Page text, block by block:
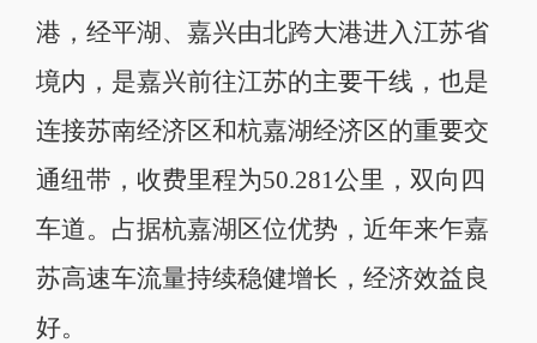
港，经平湖、嘉兴由北跨大港进入江苏省
境内，是嘉兴前往江苏的主要干线，也是
连接苏南经济区和杭嘉湖经济区的重要交
通纽带，收费里程为50.281公里，双向四
车道。占据杭嘉湖区位优势，近年来乍嘉
苏高速车流量持续稳健增长，经济效益良
好。